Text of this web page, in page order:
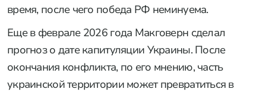
время, после чего победа РФ неминуема.
Еще в феврале 2026 года Макговерн сделал
прогноз о дате капитуляции Украины. После
окончания конфликта, по его мнению, часть
украинской территории может превратиться в